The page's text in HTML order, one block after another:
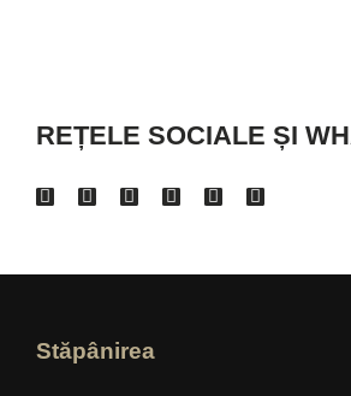
REȚELE SOCIALE ȘI
Stăpânirea